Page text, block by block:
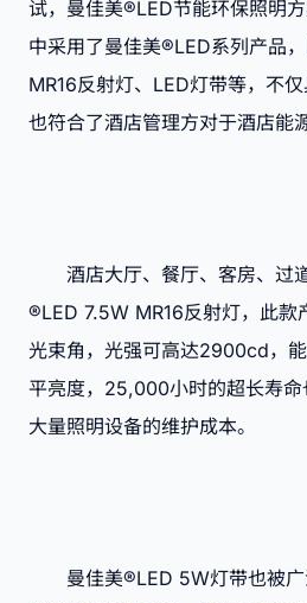
试，曼佳美®LED节能环保照明
中采用了曼佳美®LED系列产品
MR16反射灯、LED灯带等，不仅
也符合了酒店管理方对于酒店能
酒店大厅、餐厅、客房、过
®LED 7.5W MR16反射灯，此款
光束角，光强可高达2900cd，
平亮度，25,000小时的超长寿命
大量照明设备的维护成本。
曼佳美®LED 5W灯带也被广